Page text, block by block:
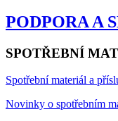
PODPORA A
SPOTŘEBNÍ
Spotřební materiál a
Novinky o spotřebním